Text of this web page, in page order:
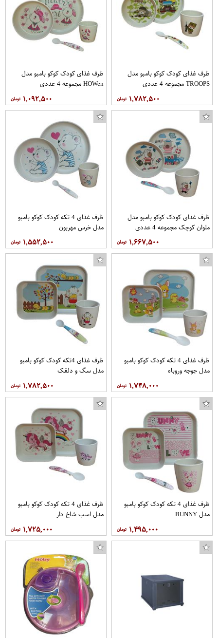
ظرف غذای کودک کوکو بامبو مدل
TROOPS مجموعه 4 عددی
۱,۷۸۲,۵۰۰
ظرف غذای کودک کوکو بامبو مدل
HOWen مجموعه 4 عددی
۱,۰۹۲,۵۰۰
ظرف غذای کودک کوکو بامبو مدل
ملوان کوچک مجموعه 4 عددی
۱,۶۶۷,۵۰۰
ظرف غذای 4 تکه کودک کوکو بامبو
مدل خرس مهربون
۱,۵۵۲,۵۰۰
ظرف غذای 4 تکه کودک کوکو بامبو
مدل جوجه وروباه
۱,۷۴۸,۰۰۰
ظرف غذای 4تکه کودک کوکو بامبو
مدل سگ و دلقک
۱,۷۸۲,۵۰۰
ظرف غذای 4 تکه کودک کوکو بامبو
مدل BUNNY
۱,۴۹۵,۰۰۰
ظرف غذای 4 تکه کودک کوکو بامبو
مدل اسب شاخ دار
۱,۷۲۵,۰۰۰